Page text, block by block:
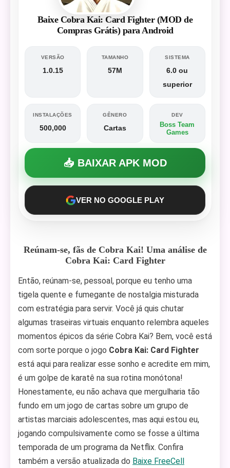
Baixe Cobra Kai: Card Fighter (MOD de
Compras Grátis) para Android
VERSÃO
1.0.15
TAMANHO
57M
SISTEMA
6.0 ou
superior
INSTALAÇÕES
500,000
GÊNERO
Cartas
DEV
Boss Team
Games
📥 BAIXAR APK MOD
VER NO GOOGLE PLAY
Reúnam-se, fãs de Cobra Kai! Uma análise de
Cobra Kai: Card Fighter
Então, reúnam-se, pessoal, porque eu tenho uma
tigela quente e fumegante de nostalgia misturada
com estratégia para servir. Você já quis chutar
algumas traseiras virtuais enquanto relembra aqueles
momentos épicos da série Cobra Kai? Bem, você está
com sorte porque o jogo Cobra Kai: Card Fighter
está aqui para realizar esse sonho e acredite em mim,
é um golpe de karatê na sua rotina monótona!
Honestamente, eu não achava que mergulharia tão
fundo em um jogo de cartas sobre um grupo de
artistas marciais adolescentes, mas aqui estou eu,
jogando compulsivamente como se fosse a última
temporada de um programa da Netflix. Confira
também a versão atualizada do Baixe FreeCell